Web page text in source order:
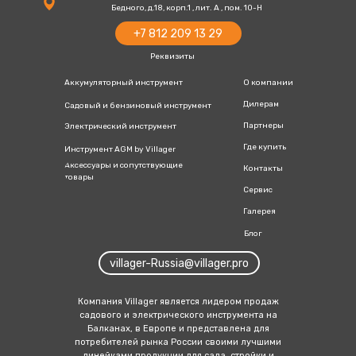
Аккумуляторный инструмент
Садовый и бензиновый инструмент
Электрический инструмент
Инструмент AGM by Villager
Дилерам
О компании
Где купить
Контакты
Аксессуары и сопутствующие
товары
Сервис
Галерея
+7 812 209 13 29
villager-Russia@villager.pro
Бедного, д.18, корп.1 , лит. А , пом. 10-Н
Компания Villager является лидером продаж
садового и электрич еского инструмента на
Балканах, в Европе и представлена для
потребителей рынка России своими лучшими
Блог
Партнеры
Реквизиты